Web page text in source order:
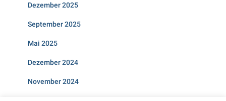
Dezember 2025
September 2025
Mai 2025
Dezember 2024
November 2024